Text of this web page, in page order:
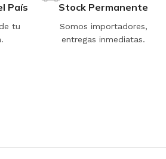
País
tu
Stock Permanente
Somos importadores,
entregas inmediatas.